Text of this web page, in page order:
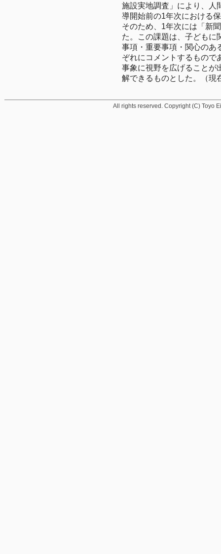
施設実地調査」により、人
導開始前の1年次における
そのため、1年次には「新
た。この課題は、子どもに
事項・重要事項・関心のあ
ぞれにコメントするもので
事象に視野を広げることが
解できるものとした。（現